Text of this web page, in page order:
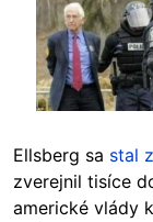
Ellsberg sa stal
zverejnil tisíce
americké vlády